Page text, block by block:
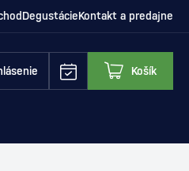
DegustácieKontakt a predajne
Košík